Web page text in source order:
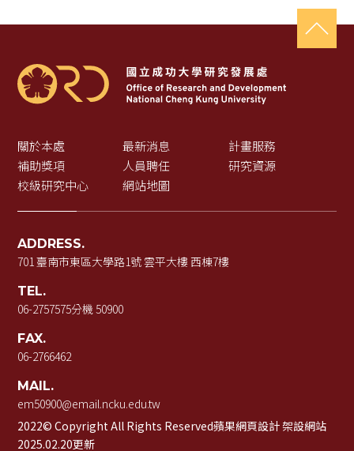
關於本處 最新消息
計畫服務
補助獎項
人員聘任
研究資源
校級研究中心
網站地圖
ADDRESS.
701 臺南市東區大學路1號 雲平大樓 西棟7樓
TEL.
06-2757575分機 50900
FAX.
06-2766462
MAIL.
em50900@email.ncku.edu.tw
2022© Copyright All Rights Reserved蘋果網頁設計架設網站
2025.02.20更新